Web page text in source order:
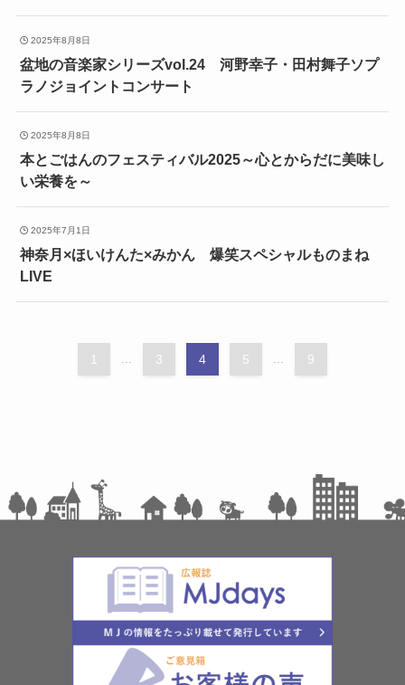
2025年8月8日
盆地の音楽家シリーズvol.24 河野幸子・田村舞子ソプ
ラノジョイントコンサート
2025年8月8日
本とごはんのフェスティバル2025～心とからだに美味し
い栄養を～
2025年7月1日
神奈月×ほいけんた×みかん 爆笑スペシャルものまね
LIVE
1 ... 3 4 5 ... 9